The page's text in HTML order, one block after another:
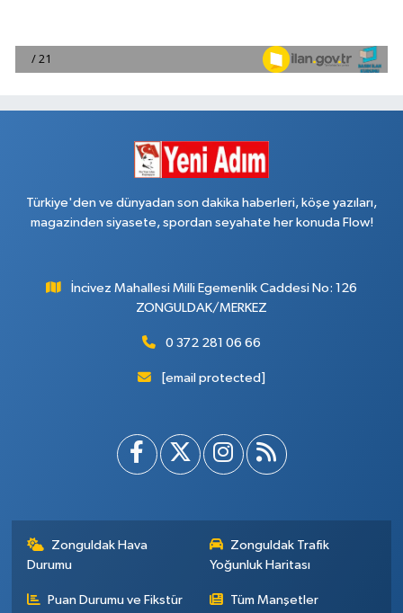
Türkiye'den ve dünyadan son dakika haberleri, köşe yazıları,
magazinden siyasete, spordan seyahate her konuda Flow!
İncivez Mahallesi Milli Egemenlik Caddesi No: 126
ZONGULDAK/MERKEZ
0 372 281 06 66
[email protected]
Zonguldak Hava
Durumu
Zonguldak Trafik
Yoğunluk Haritası
Puan Durumu ve Fikstür Tüm Manşetler